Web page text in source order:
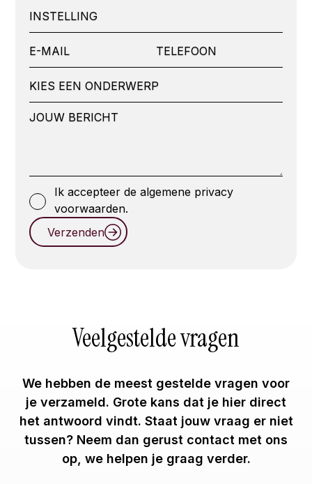
Ik accepteer de algemene privacy
voorwaarden.
Verzenden
Veelgestelde vragen
We hebben de meest gestelde vragen voor
je verzameld. Grote kans dat je hier direct
het antwoord vindt. Staat jouw vraag er niet
tussen? Neem dan gerust contact met ons
op, we helpen je graag verder.